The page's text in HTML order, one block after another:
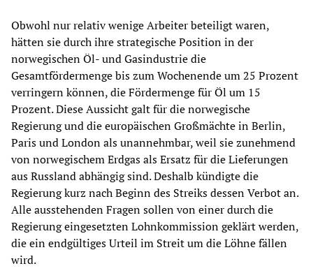
Obwohl nur relativ wenige Arbeiter beteiligt waren,
hätten sie durch ihre strategische Position in der
norwegischen Öl- und Gasindustrie die
Gesamtfördermenge bis zum Wochenende um 25 Prozent
verringern können, die Fördermenge für Öl um 15
Prozent. Diese Aussicht galt für die norwegische
Regierung und die europäischen Großmächte in Berlin,
Paris und London als unannehmbar, weil sie zunehmend
von norwegischem Erdgas als Ersatz für die Lieferungen
aus Russland abhängig sind. Deshalb kündigte die
Regierung kurz nach Beginn des Streiks dessen Verbot an.
Alle ausstehenden Fragen sollen von einer durch die
Regierung eingesetzten Lohnkommission geklärt werden,
die ein endgültiges Urteil im Streit um die Löhne fällen
wird.